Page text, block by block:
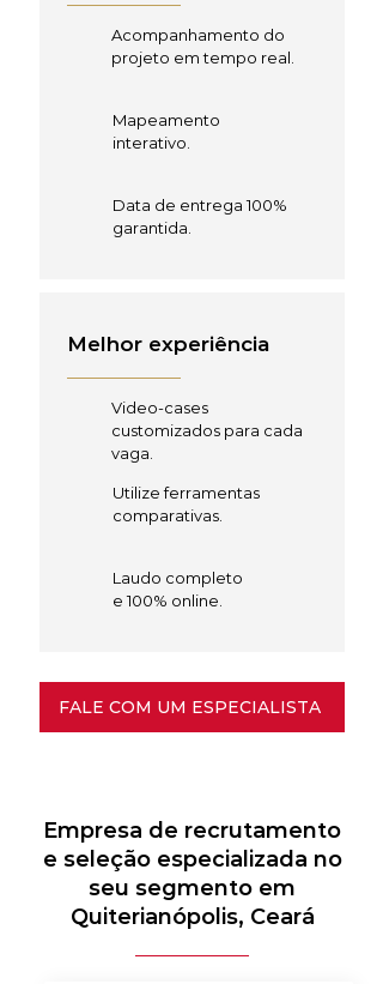
Acompanhamento do
projeto em tempo real.
Mapeamento
interativo.
Data de entrega 100%
garantida.
Melhor experiência
Video-cases
customizados para cada
vaga.
Utilize ferramentas
comparativas.
Laudo completo
e 100% online.
FALE COM UM ESPECIALISTA
Empresa de recrutamento
e seleção especializada no
seu segmento em
Quiterianópolis, Ceará